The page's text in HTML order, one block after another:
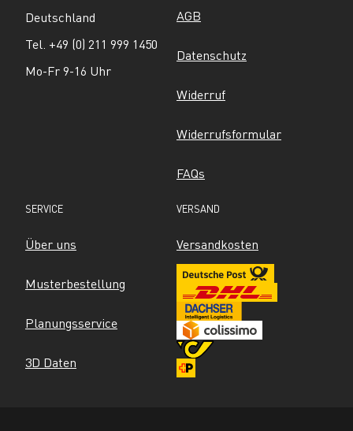
Deutschland
Tel. +49 (0) 211 999 1450
Mo-Fr 9-16 Uhr
AGB
Datenschutz
Widerruf
Widerrufsformular
FAQs
SERVICE
Über uns
Musterbestellung
Planungsservice
3D Daten
VERSAND
Versandkosten